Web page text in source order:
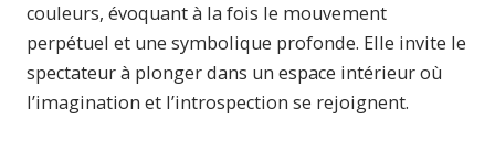
couleurs, évoquant à la fois le mouvement
perpétuel et une symbolique profonde. Elle invite le
spectateur à plonger dans un espace intérieur où
l’imagination et l’introspection se rejoignent.